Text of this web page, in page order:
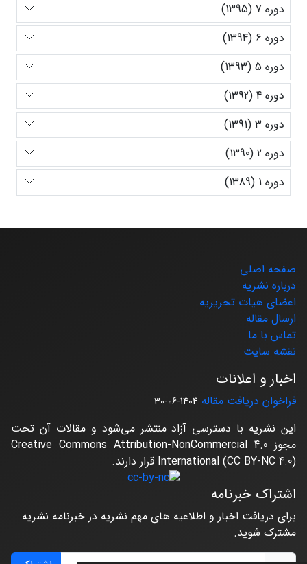
دوره 7 (1395)
دوره 6 (1394)
دوره 5 (1393)
دوره 4 (1392)
دوره 3 (1391)
دوره 2 (1390)
دوره 1 (1389)
صفحه اصلی
درباره نشریه
اعضای هیات تحریریه
ارسال مقاله
تماس با ما
نقشه سایت
اخبار و اعلانات
فراخوان دریافت مقاله 1404-06-30
این نشریه با دسترسی آزاد منتشر می‌شود و مقالات آن تحت
مجوز Creative Commons Attribution-NonCommercial 4.0
International (CC BY-NC 4.0) قرار دارند.
اشتراک خبرنامه
برای دریافت اخبار و اطلاعیه های مهم نشریه در خبرنامه نشریه
مشترک شوید.